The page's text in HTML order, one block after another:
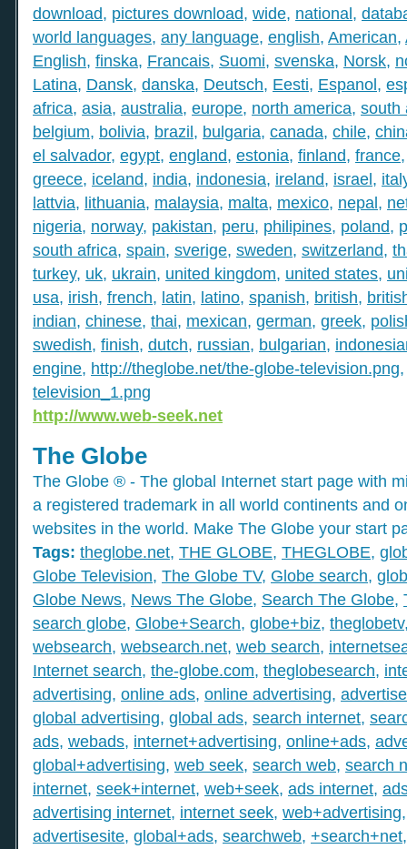
download, pictures download, wide, national,
world languages, any language, english, American,
English, finska, Francais, Suomi, svenska, Norsk,
Latina, Dansk, danska, Deutsch, Eesti, Espanol,
africa, asia, australia, europe, north america, south
belgium, bolivia, brazil, bulgaria, canada, chile,
el salvador, egypt, england, estonia, finland, france
greece, iceland, india, indonesia, ireland, israel,
lattvia, lithuania, malaysia, malta, mexico, nepal,
nigeria, norway, pakistan, peru, philipines, poland,
south africa, spain, sverige, sweden, switzerland,
turkey, uk, ukrain, united kingdom, united states,
usa, irish, french, latin, latino, spanish, british,
indian, chinese, thai, mexican, german, greek,
swedish, finish, dutch, russian, bulgarian,
engine, http://theglobe.net/the-globe-television.png
television_1.png
http://www.web-seek.net
The Globe
The Globe ® - The global Internet start page with
a registered trademark in all world continents and
websites in the world. Make The Globe your start
Tags: theglobe.net, THE GLOBE, THEGLOBE,
Globe Television, The Globe TV, Globe search,
Globe News, News The Globe, Search The Globe,
search globe, Globe+Search, globe+biz, theglobetv
websearch, websearch.net, web search,
Internet search, the-globe.com, theglobesearch,
advertising, online ads, online advertising,
global advertising, global ads, search internet,
ads, webads, internet+advertising, online+ads,
global+advertising, web seek, search web, search
internet, seek+internet, web+seek, ads internet,
advertising internet, internet seek, web+advertising
advertisesite, global+ads, searchweb, +search+net